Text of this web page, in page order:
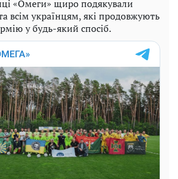
«Омеги» щиро подякували
всім українцям, які продовжують
у будь-який спосіб.